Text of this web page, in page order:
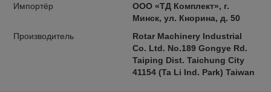
Импортёр
ООО «ТД Комплект», г.
Минск, ул. Кнорина, д. 50
Производитель
Rotar Machinery Industrial
Co. Ltd. No.189 Gongye Rd.
Taiping Dist. Taichung City
41154 (Ta Li Ind. Park) Taiwan